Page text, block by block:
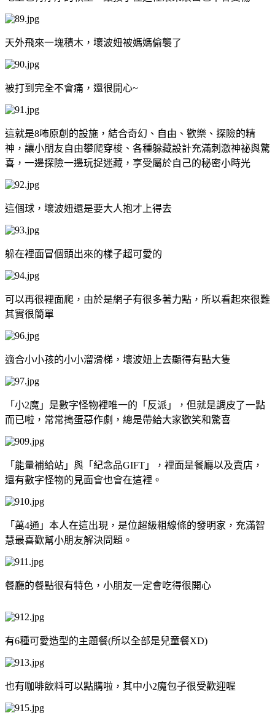
天外飛來一塊積木，壞波妞被媽媽偷襲了
被打到完全不會痛，還很開心~
這就是8咘原創的設施，結合奇幻、自由、歡樂、探險的精
神，讓小朋友自由攀爬穿梭、各種躲藏設計充滿刺激神祕與驚
喜，一邊探險一邊玩捉迷藏，享受屬於自己的秘密小時光
這個球，壞波妞還是要大人抱才上得去
躲在裡面冒個頭出來的樣子超可愛的
可以再很裡面爬，由於是網子有很多著力點，所以看起來很難
其實很簡單
適合小小孩的小小溜滑梯，壞波妞上去顯得有點大隻
「小2魔」是數字怪物裡唯一的「反派」，但就是調皮了一點
而已啦，常常搗蛋惡作劇，總是帶給大家歡笑和驚喜
「能量補給站」與「紀念品GIFT」，裡面是餐廳以及賣店，
還有數字怪物的見面會也會在這裡。
「萬4通」本人在這出現，是位超級粗線條的發明家，充滿智
慧最喜歡幫小朋友解決問題。
餐廳的餐點很有特色，小朋友一定會吃得很開心
有6種可愛造型的主題餐(所以全部是兒童餐XD)
也有咖啡飲料可以點購啦，其中小2魔包子很受歡迎喔